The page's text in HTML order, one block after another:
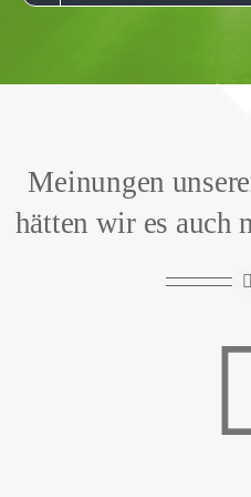
Meinungen
hätten wir es auch